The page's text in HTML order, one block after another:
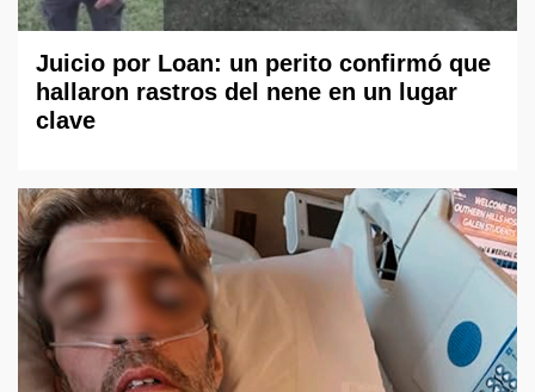
Juicio por Loan: un perito confirmó que
hallaron rastros del nene en un lugar
clave